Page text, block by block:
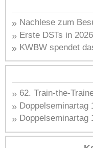
» Nachlese zum
» Erste DSTs in
» KWBW spendet
» 62. Train-the-
» Doppelseminartag
» Doppelseminartag